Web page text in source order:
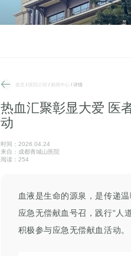
首页 / 医院介绍 / 新闻中心 / 详情
热血汇聚彰显大爱 医
动
时间：2026.04.24
来自：成都青城山医院
阅读：254
血液是生命的源泉，是传递
应急无偿献血号召，践行“人
积极参与应急无偿献血活动。